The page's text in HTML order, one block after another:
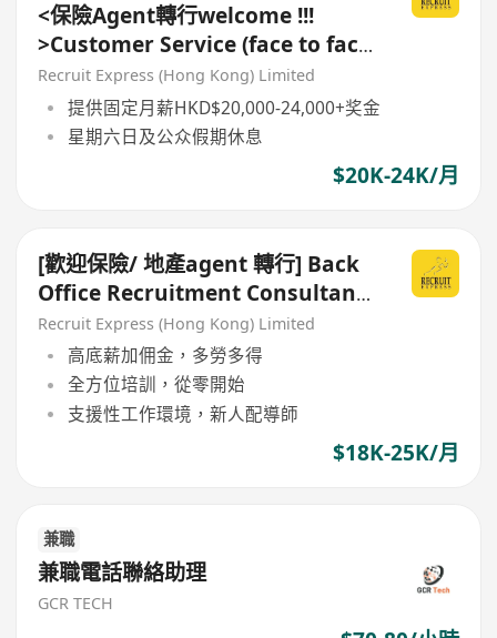
<保險Agent轉行welcome !!!
>Customer Service (face to face)
要上1,3牌
Recruit Express (Hong Kong) Limited
提供固定月薪HKD$20,000-24,000+奖金
星期六日及公众假期休息
$20K-24K/月
[歡迎保險/ 地產agent 轉行] Back
Office Recruitment Consultant
[無需請人經驗會有培訓]
Recruit Express (Hong Kong) Limited
高底薪加佣金，多勞多得
全方位培訓，從零開始
支援性工作環境，新人配導師
$18K-25K/月
兼職
兼職電話聯絡助理
GCR TECH